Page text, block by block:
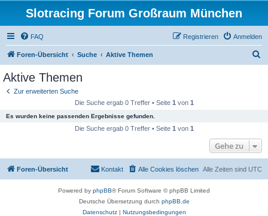
Slotracing Forum Großraum München
FAQ Anmelden
Registrieren
Foren-Übersicht Suche Aktive Themen
Aktive Themen
Zur erweiterten Suche
Die Suche ergab 0 Treffer • Seite 1 von 1
Es wurden keine passenden Ergebnisse gefunden.
Die Suche ergab 0 Treffer • Seite 1 von 1
Gehe zu
Foren-Übersicht Alle Zeiten sind UTC
Alle Cookies löschen
Kontakt
Powered by phpBB® Forum Software © phpBB Limited
Deutsche Übersetzung durch phpBB.de
Datenschutz| Nutzungsbedingungen